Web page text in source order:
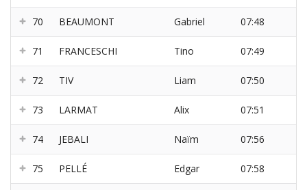
70 BEAUMONT Gabriel 07:48
71 FRANCESCHI Tino 07:49
72 TIV Liam 07:50
73 LARMAT Alix 07:51
74 JEBALI Naïm 07:56
75 PELLÉ Edgar 07:58